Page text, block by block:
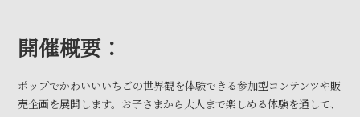
開催概要：
ポップでかわいいいちごの世界観を体験できる参加型コンテンツや販
売企画を展開します。お子さまから大人まで楽しめる体験を通して、